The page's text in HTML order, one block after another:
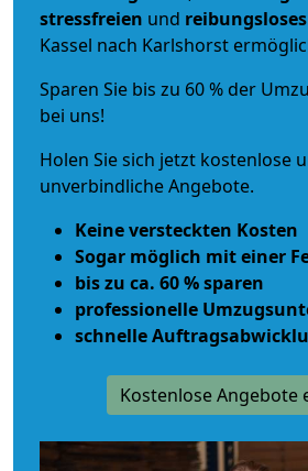
stressfreien und reibungsloses
Kassel nach Karlshorst
Sparen Sie bis zu 60 % der
bei uns!
Holen Sie sich jetzt kostenlose
unverbindliche Angebote.
Keine versteckten Kosten
Sogar möglich mit einer
bis zu ca. 60 % sparen
professionelle
schnelle
Kostenlose Angebote